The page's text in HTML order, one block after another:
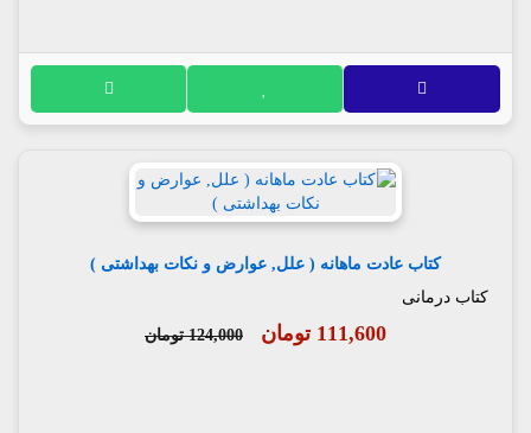
کتاب عادت ماهانه ( علل, عوارض و نکات بهداشتی )
کتاب درمانی
111,600 تومان 124,000 تومان